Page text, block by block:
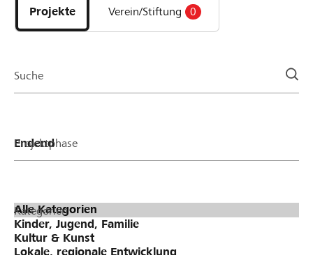
und
Organisationen
Projekte Verein/Stiftung 0
Suche
Projektphase
Kategorien